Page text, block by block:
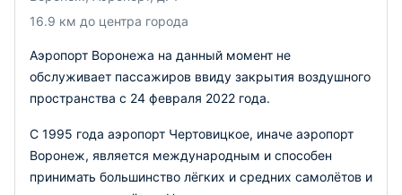
16.9 км до центра города
Аэропорт Воронежа на данный момент не
обслуживает пассажиров ввиду закрытия воздушного
пространства с 24 февраля 2022 года.
С 1995 года аэропорт Чертовицкое, иначе аэропорт
Воронеж, является международным и способен
принимать большинство лёгких и средних самолётов и